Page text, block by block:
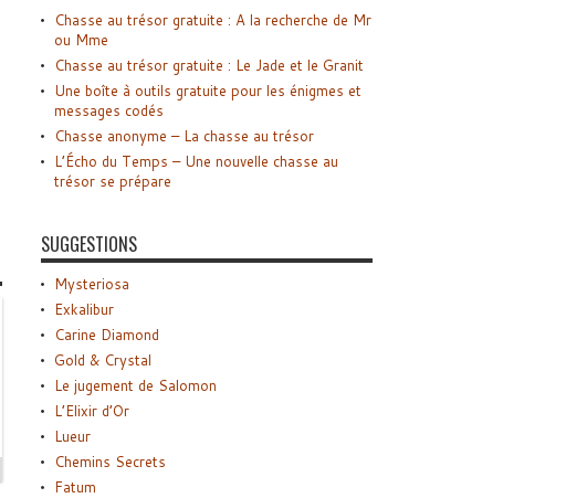
Chasse au trésor gratuite : A la recherche de Mr
ou Mme
Chasse au trésor gratuite : Le Jade et le Granit
Une boîte à outils gratuite pour les énigmes et
messages codés
Chasse anonyme – La chasse au trésor
L’Écho du Temps – Une nouvelle chasse au
trésor se prépare
SUGGESTIONS
Mysteriosa
Exkalibur
Carine Diamond
Gold & Crystal
Le jugement de Salomon
L’Elixir d’Or
Lueur
Chemins Secrets
Fatum